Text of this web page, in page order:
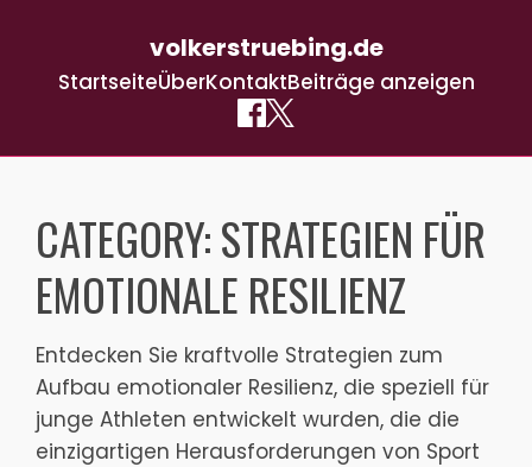
volkerstruebing.de
StartseiteÜberKontaktBeiträge anzeigen
contentCATEGORY:STRATEGIEN FÜR
EMOTIONALE RESILIENZ
Entdecken Sie kraftvolle Strategien zum
Aufbau emotionaler Resilienz, die speziell für
junge Athleten entwickelt wurden, die die
einzigartigen Herausforderungen von Sport